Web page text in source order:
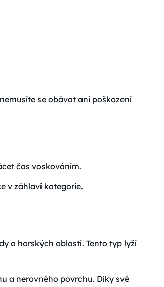
se obávat ani poškození
čas voskováním.
v záhlaví kategorie.
a horských oblastí. Tento typ lyží
a nerovného povrchu. Díky své